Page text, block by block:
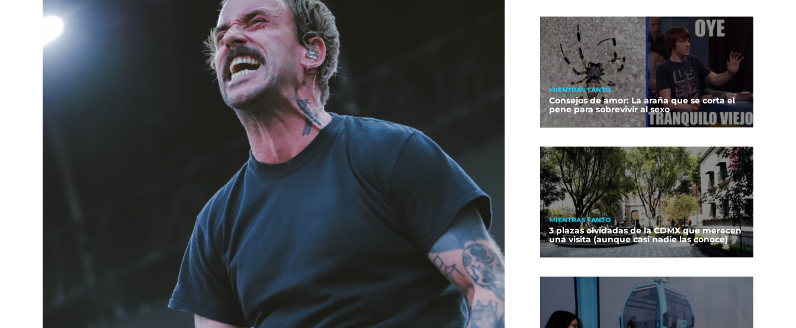
MIENTRAS TANTO
Consejos de amor: La araña que se corta el
pene para sobrevivir al sexo
MIENTRAS TANTO
3 plazas olvidadas de la CDMX que merecen
una visita (aunque casi nadie las conoce)